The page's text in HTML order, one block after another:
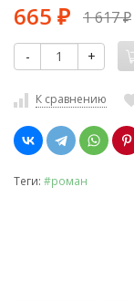
665 ₽ 1 617₽
- +
К сравнению
Теги: #роман